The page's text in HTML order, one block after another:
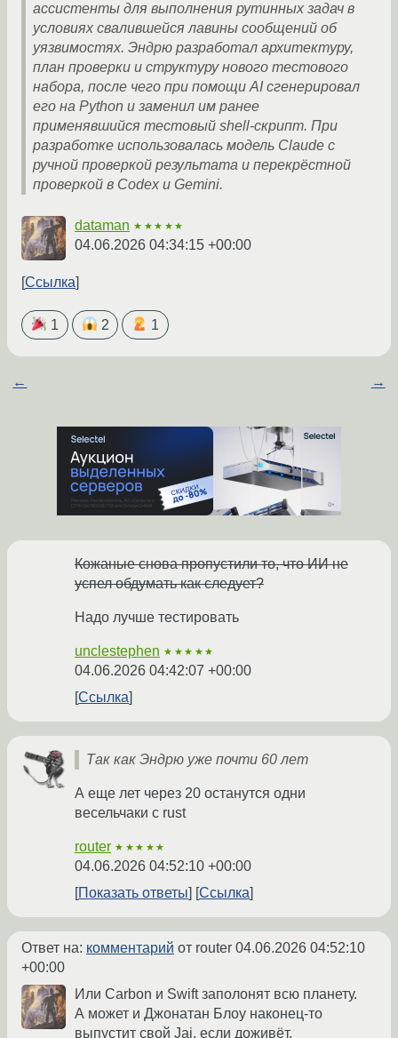
ассистенты для выполнения рутинных задач в
условиях свалившейся лавины сообщений об
уязвимостях. Эндрю разработал архитектуру,
план проверки и структуру нового тестового
набора, после чего при помощи AI сгенерировал
его на Python и заменил им ранее
применявшийся тестовый shell-скрипт. При
разработке использовалась модель Claude с
ручной проверкой результата и перекрёстной
проверкой в Codex и Gemini.
dataman ★★★★★
04.06.2026 04:34:15 +00:00
Ссылка
1 2 1
← →
Кожаные снова пропустили то, что ИИ не
успел обдумать как следует?
Надо лучше тестировать
unclestephen ★★★★★
04.06.2026 04:42:07 +00:00
Ссылка
Так как Эндрю уже почти 60 лет
А еще лет через 20 останутся одни
весельчаки с rust
router ★★★★★
04.06.2026 04:52:10 +00:00
Показать ответы
Ссылка
Ответ на: комментарий от router 04.06.2026 04:52:10
+00:00
Или Carbon и Swift заполонят всю планету.
А может и Джонатан Блоу наконец-то
выпустит свой Jai, если доживёт.